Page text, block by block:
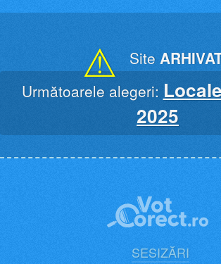
⚠ Site
Următoarele alegeri:
2025
SESIZĂRI